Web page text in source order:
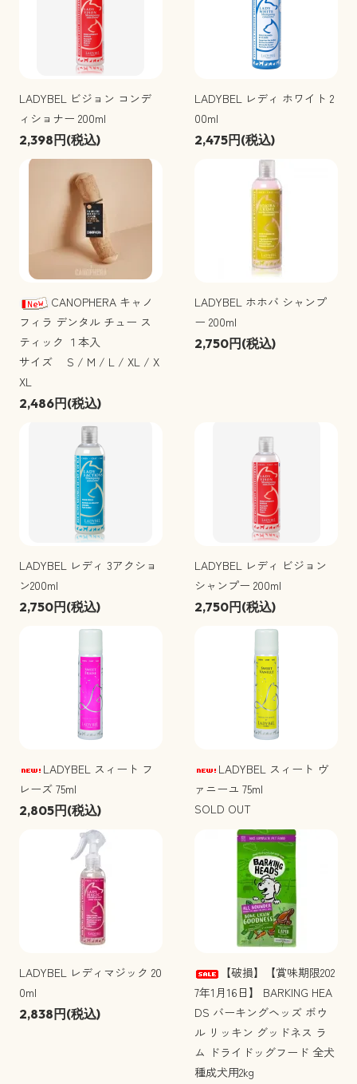
LADYBEL ビジョン コンデ
ィショナー 200ml
2,398円(税込)
LADYBEL レディ ホワイト 2
00ml
2,475円(税込)
CANOPHERA キャノ
フィラ デンタル チュー ス
ティック １本入
サイズ S / M / L / XL / X
XL
2,486円(税込)
LADYBEL ホホバ シャンプ
ー 200ml
2,750円(税込)
LADYBEL レディ 3アクショ
ン200ml
2,750円(税込)
LADYBEL レディ ビジョン
シャンプー 200ml
2,750円(税込)
LADYBEL スィート フ
レーズ 75ml
2,805円(税込)
LADYBEL スィート ヴ
ァニーユ 75ml
SOLD OUT
LADYBEL レディマジック 20
0ml
2,838円(税込)
【破損】【賞味期限202
7年1月16日】 BARKING HEA
DS バーキングヘッズ ボウ
ル リッキン グッドネス ラ
ム ドライドッグフード 全犬
種成犬用2kg